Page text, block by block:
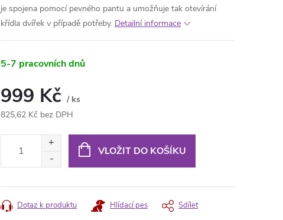
je spojena pomocí pevného pantu a umožňuje tak otevírání
křídla dvířek v případě potřeby. Detailní informace
5-7 pracovních dnů
999 Kč / ks
825,62 Kč bez DPH
VLOŽIT DO KOŠÍKU
Dotaz k produktu Hlídací pes Sdílet